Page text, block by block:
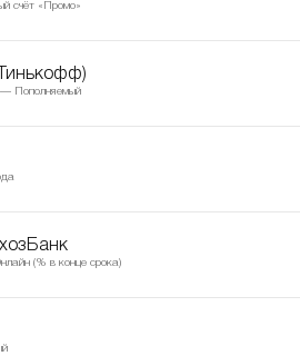
счёт «Промо»
Пополняемый
(% в конце срока)